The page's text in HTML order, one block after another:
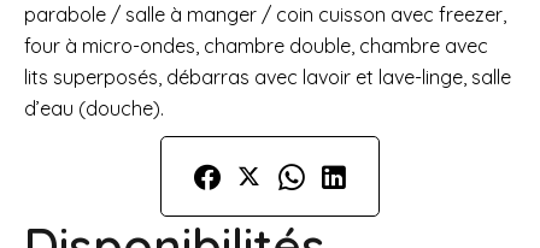
parabole / salle à manger / coin cuisson avec freezer,
four à micro-ondes, chambre double, chambre avec
lits superposés, débarras avec lavoir et lave-linge, salle
d’eau (douche).